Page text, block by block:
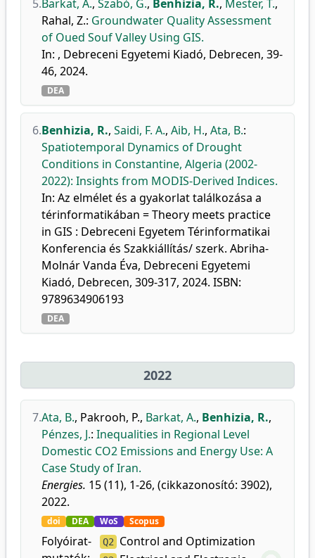
5.Barkat, A., Szabó, G., Benhizia, R., Mester, T.,
Rahal, Z.: Groundwater Quality Assessment
of Oued Souf Valley Using GIS.
In: , Debreceni Egyetemi Kiadó, Debrecen, 39-
46, 2024.
DEA
6.Benhizia, R., Saidi, F. A., Aib, H., Ata, B.:
Spatiotemporal Dynamics of Drought
Conditions in Constantine, Algeria (2002-
2022): Insights from MODIS-Derived Indices.
In: Az elmélet és a gyakorlat találkozása a
térinformatikában = Theory meets practice
in GIS : Debreceni Egyetem Térinformatikai
Konferencia és Szakkiállítás/ szerk. Abriha-
Molnár Vanda Éva, Debreceni Egyetemi
Kiadó, Debrecen, 309-317, 2024. ISBN:
9789634906193
DEA
2022
7.Ata, B., Pakrooh, P., Barkat, A., Benhizia, R.,
Pénzes, J.: Inequalities in Regional Level
Domestic CO2 Emissions and Energy Use: A
Case Study of Iran.
Energies. 15 (11), 1-26, (cikkazonosító: 3902),
2022.
doi DEA WoS Scopus
Folyóirat-
Q2 Control and Optimization